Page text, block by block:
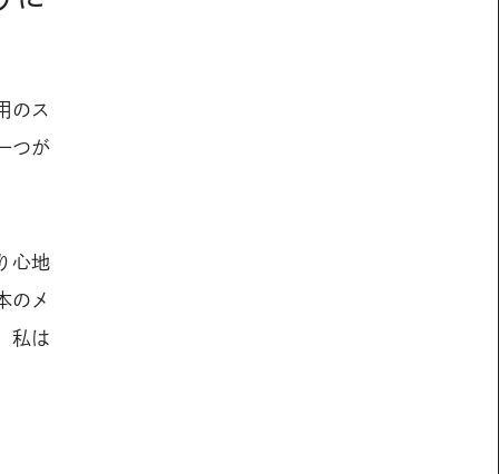
のス
つが
心地
のメ
私は